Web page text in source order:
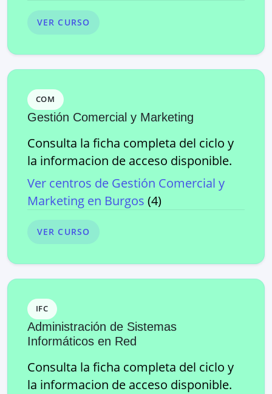
VER CURSO
COM
Gestión Comercial y Marketing
Consulta la ficha completa del ciclo y
la informacion de acceso disponible.
Ver centros de Gestión Comercial y
Marketing en Burgos (4)
VER CURSO
IFC
Administración de Sistemas
Informáticos en Red
Consulta la ficha completa del ciclo y
la informacion de acceso disponible.